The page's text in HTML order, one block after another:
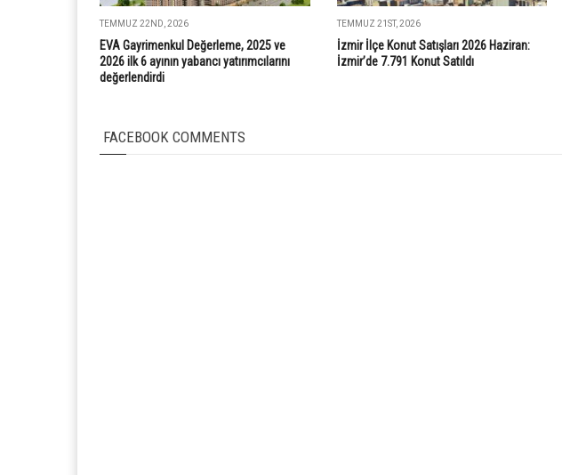
TEMMUZ 22ND, 2026
EVA Gayrimenkul Değerleme, 2025 ve
2026 ilk 6 ayının yabancı yatırımcılarını
değerlendirdi
TEMMUZ 21ST, 2026
İzmir İlçe Konut Satışları 2026 Haziran:
İzmir’de 7.791 Konut Satıldı
FACEBOOK COMMENTS